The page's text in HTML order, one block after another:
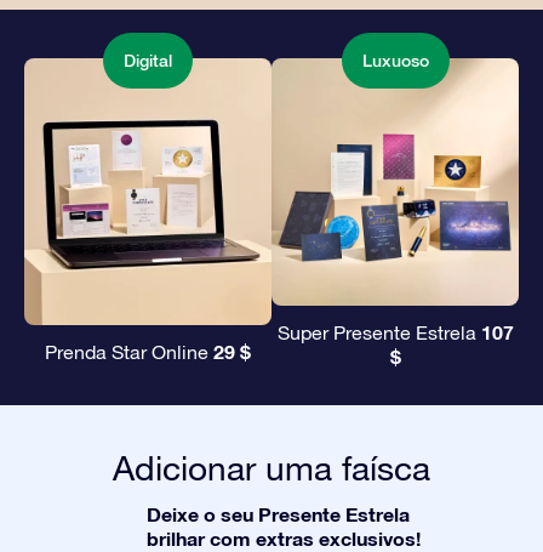
Digital
Prenda Star Online 29 $
Luxuoso
Super Presente Estrela 107
$
Adicionar uma faísca
Deixe o seu Presente Estrela
brilhar com extras exclusivos!